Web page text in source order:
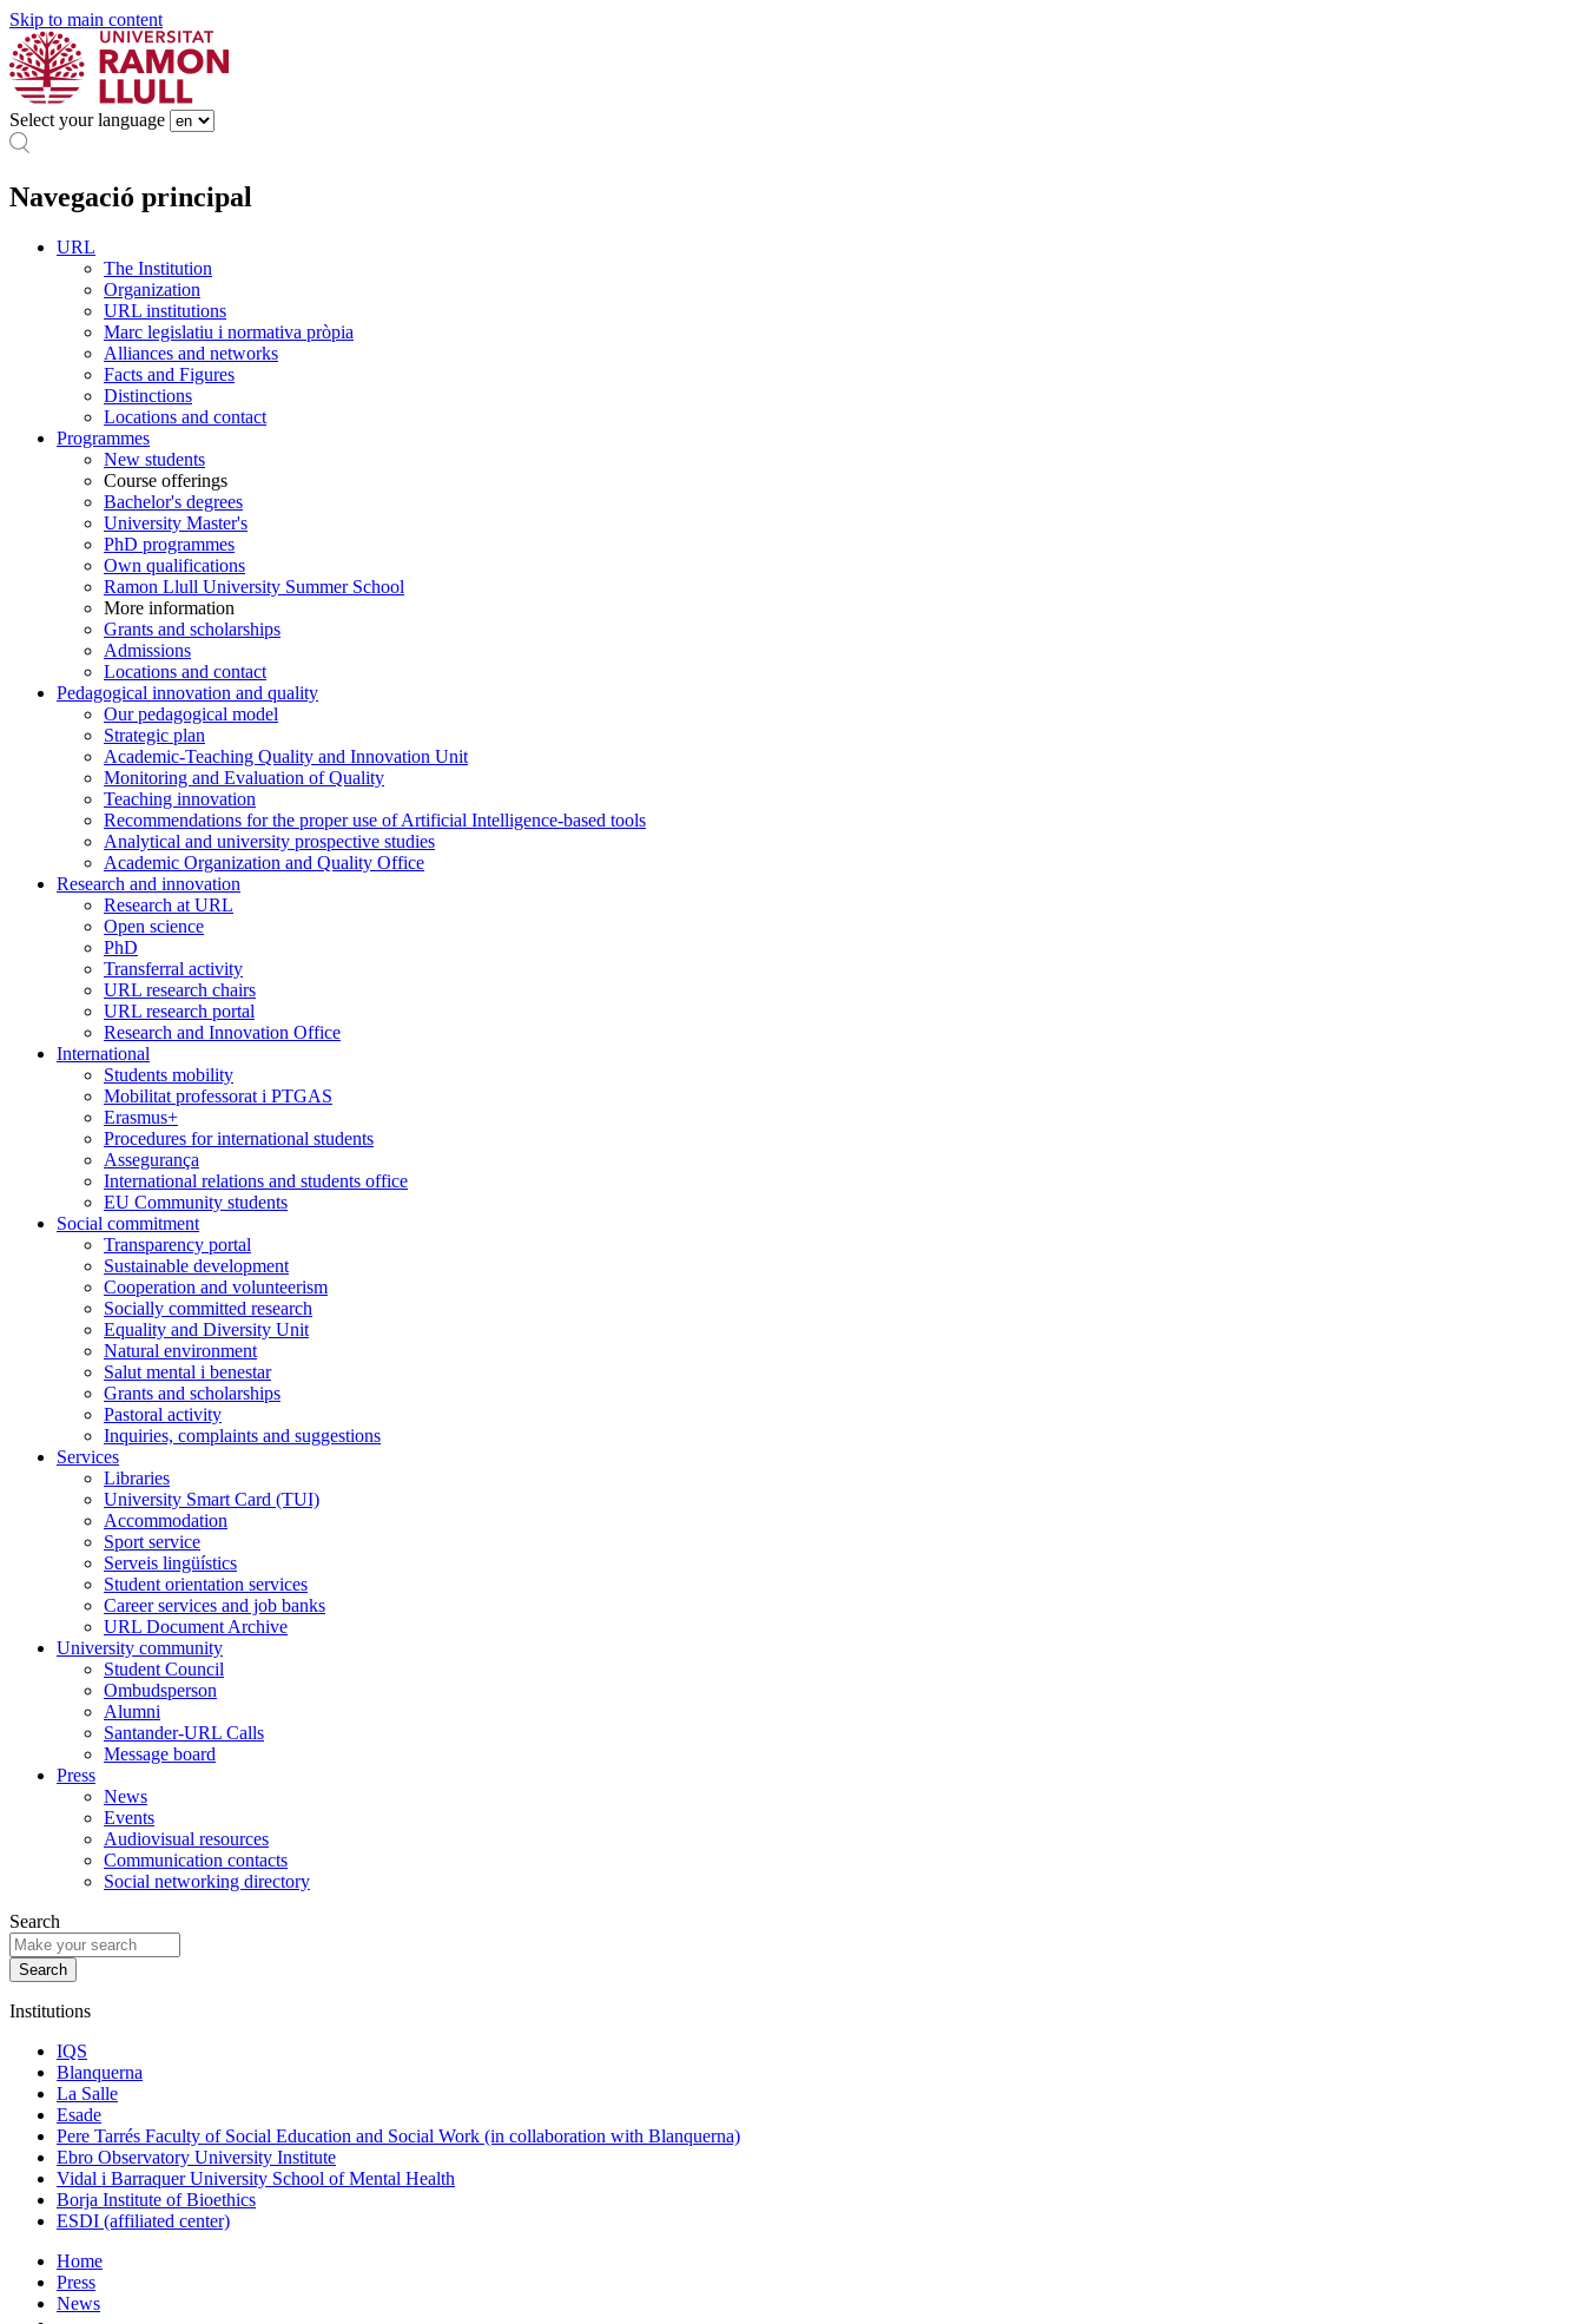
Skip to main content
Select your language
Navegació principal
URL
The Institution
Organization
URL institutions
Marc legislatiu i normativa pròpia
Alliances and networks
Facts and Figures
Distinctions
Locations and contact
Programmes
New students
Course offerings
Bachelor's degrees
University Master's
PhD programmes
Own qualifications
Ramon Llull University Summer School
More information
Grants and scholarships
Admissions
Locations and contact
Pedagogical innovation and quality
Our pedagogical model
Strategic plan
Academic-Teaching Quality and Innovation Unit
Monitoring and Evaluation of Quality
Teaching innovation
Recommendations for the proper use of Artificial Intelligence-based tools
Analytical and university prospective studies
Academic Organization and Quality Office
Research and innovation
Research at URL
Open science
PhD
Transferral activity
URL research chairs
URL research portal
Research and Innovation Office
International
Students mobility
Mobilitat professorat i PTGAS
Erasmus+
Procedures for international students
Assegurança
International relations and students office
EU Community students
Social commitment
Transparency portal
Sustainable development
Cooperation and volunteerism
Socially committed research
Equality and Diversity Unit
Natural environment
Salut mental i benestar
Grants and scholarships
Pastoral activity
Inquiries, complaints and suggestions
Services
Libraries
University Smart Card (TUI)
Accommodation
Sport service
Serveis lingüístics
Student orientation services
Career services and job banks
URL Document Archive
University community
Student Council
Ombudsperson
Alumni
Santander-URL Calls
Message board
Press
News
Events
Audiovisual resources
Communication contacts
Social networking directory
Search
Institutions
IQS
Blanquerna
La Salle
Esade
Pere Tarrés Faculty of Social Education and Social Work (in collaboration with Blanquerna)
Ebro Observatory University Institute
Vidal i Barraquer University School of Mental Health
Borja Institute of Bioethics
ESDI (affiliated center)
Home
Press
News